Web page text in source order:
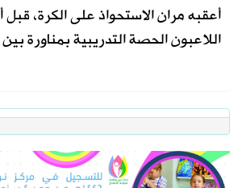
أعقبه مران الاستحواذ على الكرة،
اللاعبون الحصة التدريبية بمناورة